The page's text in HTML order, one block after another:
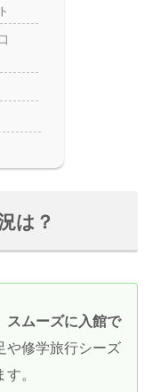
は？
スムーズに入館で
や修学旅行シーズ
。